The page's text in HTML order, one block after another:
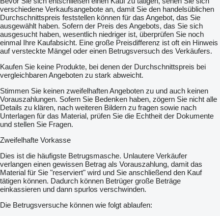
verschiedene Verkaufsangebote an, damit Sie den handelsüblichen
Durchschnittspreis feststellen können für das Angebot, das Sie
ausgewählt haben. Sofern der Preis des Angebots, das Sie sich
ausgesucht haben, wesentlich niedriger ist, überprüfen Sie noch
einmal Ihre Kaufabsicht. Eine große Preisdifferenz ist oft ein Hinweis
auf versteckte Mängel oder einen Betrugsversuch des Verkäufers.
Kaufen Sie keine Produkte, bei denen der Durchschnittspreis bei
vergleichbaren Angeboten zu stark abweicht.
Stimmen Sie keinen zweifelhaften Angeboten zu und auch keinen
Vorauszahlungen. Sofern Sie Bedenken haben, zögern Sie nicht alle
Details zu klären, nach weiteren Bildern zu fragen sowie nach
Unterlagen für das Material, prüfen Sie die Echtheit der Dokumente
und stellen Sie Fragen.
Zweifelhafte Vorkasse
Dies ist die häufigste Betrugsmasche. Unlautere Verkäufer
verlangen einen gewissen Betrag als Vorauszahlung, damit das
Material für Sie "reserviert" wird und Sie anschließend den Kauf
tätigen können. Dadurch können Betrüger große Beträge
einkassieren und dann spurlos verschwinden.
Die Betrugsversuche können wie folgt ablaufen: